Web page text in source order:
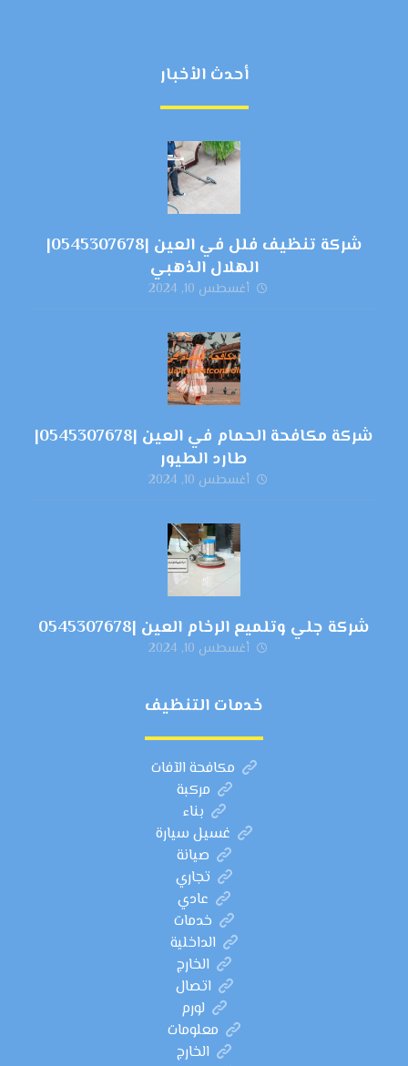
أحدث الأخبار
شركة تنظيف فلل في العين |0545307678|
الهلال الذهبي
أغسطس 10, 2024
شركة مكافحة الحمام في العين |0545307678|
طارد الطيور
أغسطس 10, 2024
شركة جلي وتلميع الرخام العين |0545307678
أغسطس 10, 2024
خدمات التنظيف
مكافحة الآفات
مركبة
بناء
غسيل سيارة
صيانة
تجاري
عادي
خدمات
الداخلية
الخارج
اتصال
لورم
معلومات
الخارج